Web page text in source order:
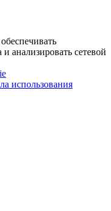
анализировать сетевой
использования